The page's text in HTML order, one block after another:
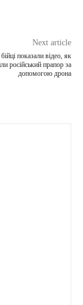
Next article
показали відео, як
російський прапор за
допомогою дрона